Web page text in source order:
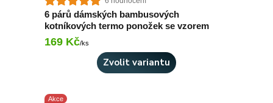
6 párů dámských bambusových
kotníkových termo ponožek se vzorem
169 Kč/ks
Zvolit variantu
Akce